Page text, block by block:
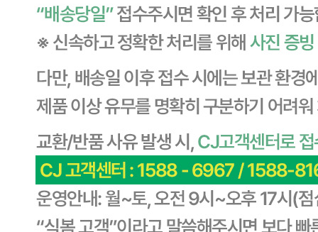
판매자 정보
판매자 상호
CJ프레시웨이
사업장 소재지
경기 용인시 기흥구 기곡로 32 (하갈동, 제일제당수원물류센
타) 씨제이프레시웨이
1588-6967
사업자
등록번호
603-81-11270
통신판매
신고번호
제2011-용인기흥-00129호